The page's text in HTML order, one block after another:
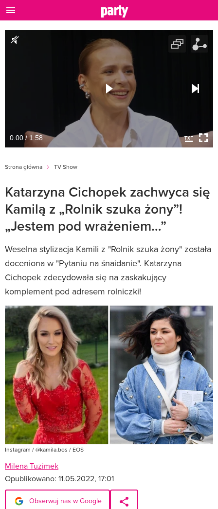
0:00 / 1:58
Strona główna TV Show
Katarzyna Cichopek zachwyca się
Kamilą z „Rolnik szuka żony”!
„Jestem pod wrażeniem…”
Weselna stylizacja Kamili z "Rolnik szuka żony" została
doceniona w "Pytaniu na śnaidanie". Katarzyna
Cichopek zdecydowała się na zaskakujący
komplement pod adresem rolniczki!
Instagram / @kamila.bos / EOS
Milena Tuzimek
Opublikowano: 11.05.2022, 17:01
Obserwuj nas w Google